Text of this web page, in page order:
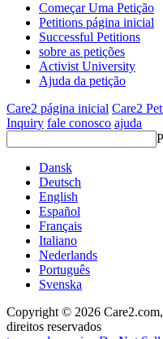
Começar Uma Petição
Petitions página inicial
Successful Petitions
sobre as petições
Activist University
Ajuda da petição
Care2 página inicial Care2
Inquiry fale conosco ajuda
Dansk
Deutsch
English
Español
Français
Italiano
Nederlands
Português
Svenska
Copyright © 2026
direitos reservados